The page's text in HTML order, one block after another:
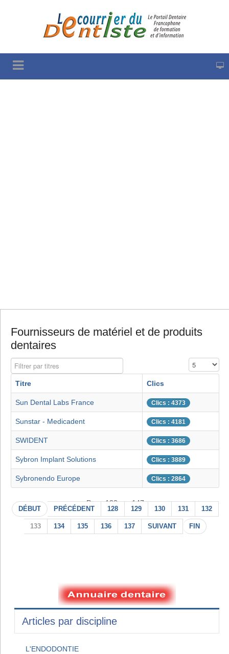
Fournisseurs de matériel et de produits
dentaires
Filtrer par titres Affichage #
Titre Clics
Sun Dental Labs France Clics : 4373
Sunstar - Medicadent Clics : 4181
SWIDENT Clics : 3686
Sybron Implant Solutions Clics : 3889
Sybronendo Europe Clics : 2864
Page 133 sur 147
DÉBUT PRÉCÉDENT 128 129 130 131 132
133 134 135 136 137 SUIVANT FIN
Articles par discipline
L'ENDODONTIE